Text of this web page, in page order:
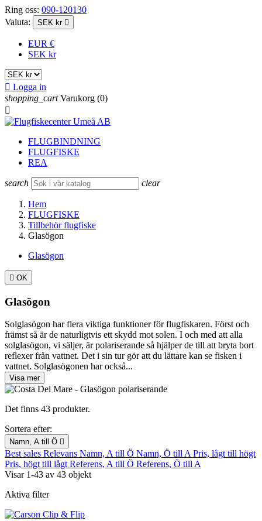
Ring oss: 090-120130
Valuta:
SEK kr 
EUR €
SEK kr
 Logga in
shopping_cart Varukorg (0)

FLUGBINDNING
FLUGFISKE
REA
search clear
Hem
FLUGFISKE
Tillbehör flugfiske
Glasögon
Glasögon
 OK
Glasögon
Solglasögon har flera viktiga funktioner för flugfiskaren. Först och
främst så är de naturligtvis ett skydd mot solen. I och med att alla
solglasögon, vi säljer, är polariserande så hjälper de till att bryta bort
reflexer från vattnet. Det i sin tur gör att du lättare kan se fisken i
vattnet. Solglasögonen har också...
Visa mer
Det finns 43 produkter.
Sortera efter:
Namn, A till Ö 
Best sales Relevans Namn, A till Ö Namn, Ö till APris, lågt till högt
Pris, högt till lågtReferens, A till Ö Referens, Ö till A
Visar 1-43 av 43 objekt
Aktiva filter